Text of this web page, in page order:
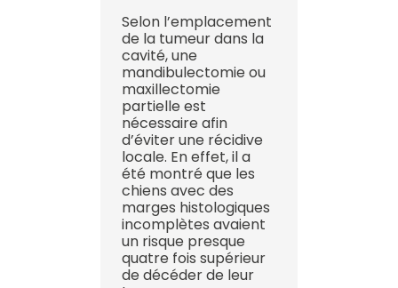
Selon l’emplacement
de la tumeur dans la
cavité, une
mandibulectomie ou
maxillectomie
partielle est
nécessaire afin
d’éviter une récidive
locale. En effet, il a
été montré que les
chiens avec des
marges histologiques
incomplètes avaient
un risque presque
quatre fois supérieur
de décéder de leur